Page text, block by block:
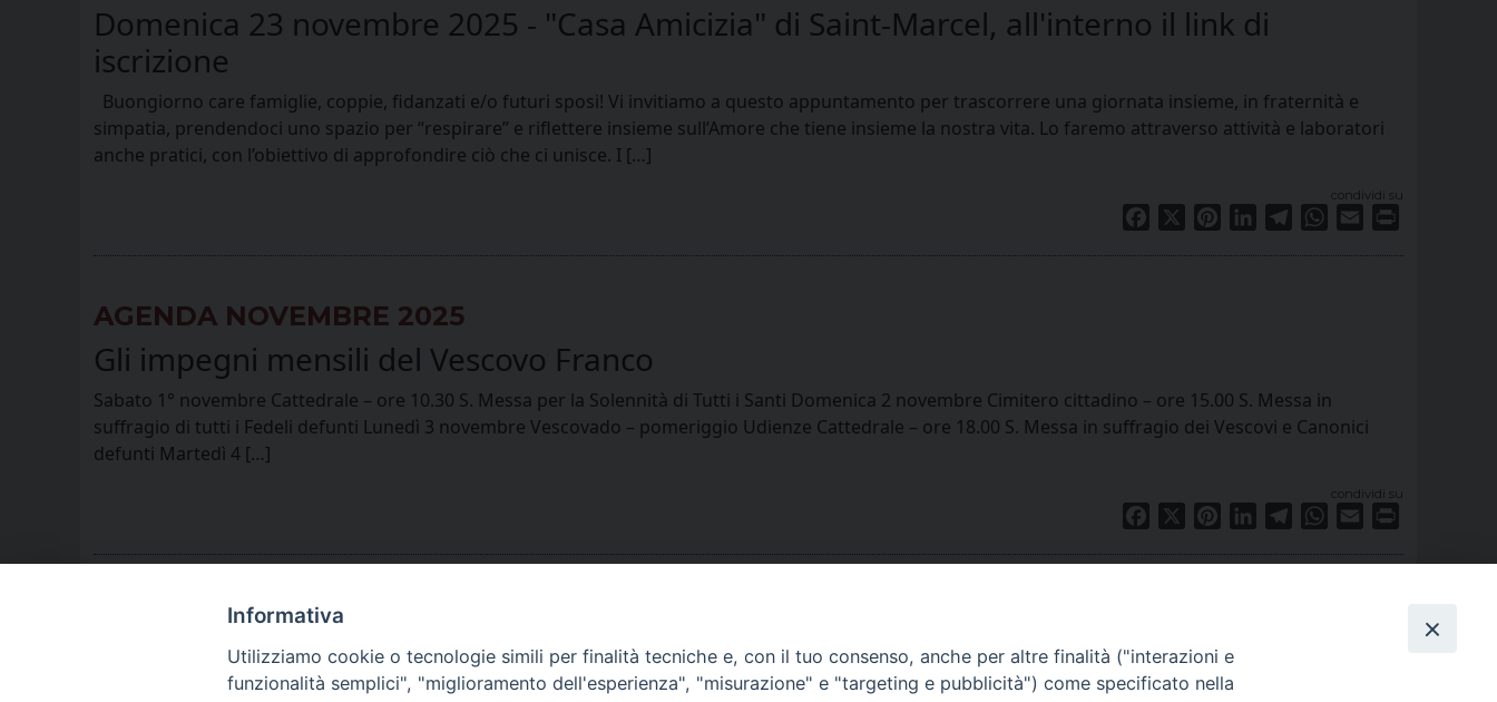
Domenica 23 novembre 2025 - "Casa Amicizia" di Saint-Marcel, all'interno il link di
iscrizione
Buongiorno care famiglie, coppie, fidanzati e/o futuri sposi! Vi invitiamo a questo appuntamento per trascorrere una giornata insieme, in fraternità e
simpatia, prendendoci uno spazio per “respirare” e riflettere insieme sull’Amore che tiene insieme la nostra vita. Lo faremo attraverso attività e laboratori
anche pratici, con l’obiettivo di approfondire ciò che ci unisce. I […]
condividi su
Facebook PinterestLinkedInTelegramWhatsApp
Email
AGENDA NOVEMBRE 2025
Gli impegni mensili del Vescovo Franco
Sabato 1° novembre Cattedrale – ore 10.30 S. Messa per la Solennità di Tutti i Santi Domenica 2 novembre Cimitero cittadino – ore 15.00 S. Messa in
suffragio di tutti i Fedeli defunti Lunedì 3 novembre Vescovado – pomeriggio Udienze Cattedrale – ore 18.00 S. Messa in suffragio dei Vescovi e Canonici
defunti Martedì 4 […]
condividi su
Facebook PinterestLinkedInTelegramWhatsApp
Email
Informativa
Utilizziamo cookie o tecnologie simili per finalità tecniche e, con il tuo consenso, anche per altre finalità ("interazioni e
funzionalità semplici", "miglioramento dell'esperienza", "misurazione" e "targeting e pubblicità") come specificato nella